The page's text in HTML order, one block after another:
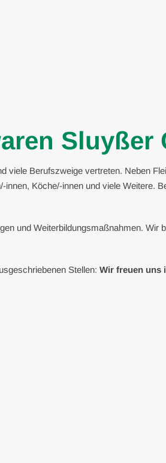
Sluyßer
viele Berufszweige vertreten. Neben
Köche/-innen und viele Weitere.
und Weiterbildungsmaßnahmen. Wir
Stellen: Wir freuen uns